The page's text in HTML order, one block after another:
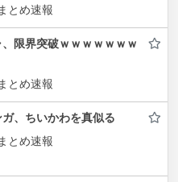
とめ速報
限界突破ｗｗｗｗｗｗｗ
とめ速報
ガ、ちいかわを真似る
とめ速報